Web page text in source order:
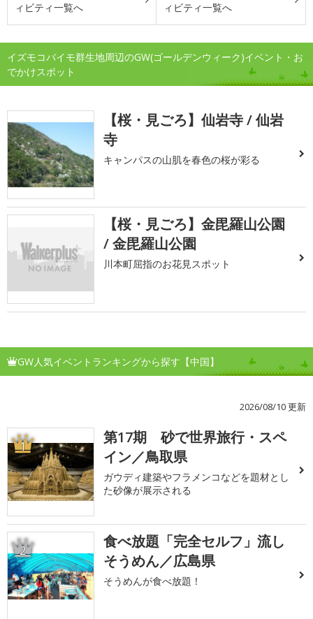
ィビティ一覧へ
ィビティ一覧へ
イズモコバイモ群生地周辺のGW(ゴールデンウィーク)イベント・お
でかけスポット
【桜・見ごろ】仙岩寺 / 仙岩
寺
キャンパスの山肌を春色の桜が彩る
【桜・見ごろ】金毘羅山公園
/ 金毘羅山公園
川本町屈指のお花見スポット
GW人気イベントランキングから探す【中国】
2026/08/10 更新
1
第17期 砂で世界旅行・スペ
イン／鳥取県
ガウディ建築やフラメンコなどを題材とし
た砂像が展示される
2
食べ放題「完全セルフ」流し
そうめん／広島県
そうめんが食べ放題！